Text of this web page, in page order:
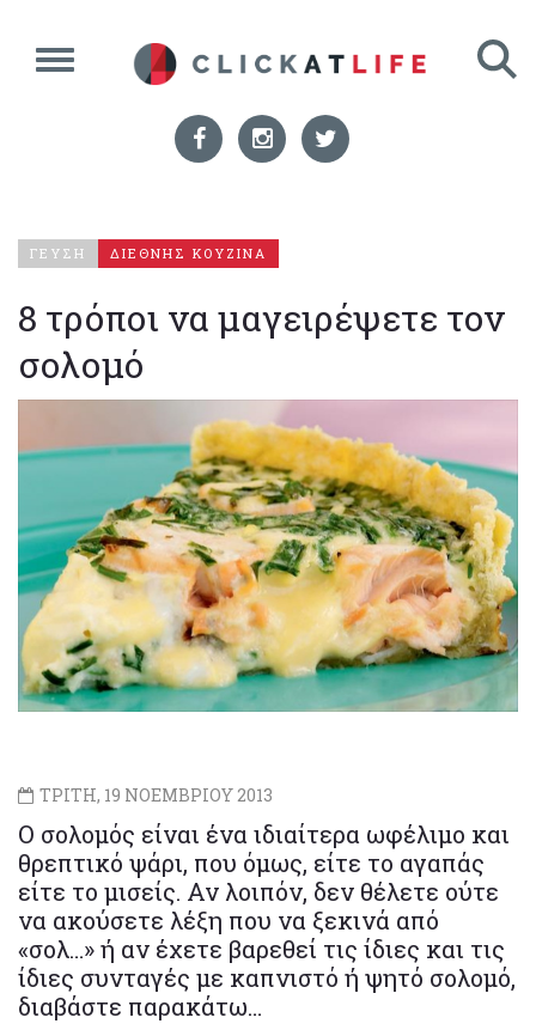
ΓΕΥΣΗ ΔΙΕΘΝΗΣ ΚΟΥΖΙΝΑ
8 τρόποι να μαγειρέψετε τον
σολομό
ΤΡΙΤΗ, 19 ΝΟΕΜΒΡΙΟΥ 2013
Ο σολομός είναι ένα ιδιαίτερα ωφέλιμο και
θρεπτικό ψάρι, που όμως, είτε το αγαπάς
είτε το μισείς. Αν λοιπόν, δεν θέλετε ούτε
να ακούσετε λέξη που να ξεκινά από
«σολ…» ή αν έχετε βαρεθεί τις ίδιες και τις
ίδιες συνταγές με καπνιστό ή ψητό σολομό,
διαβάστε παρακάτω…